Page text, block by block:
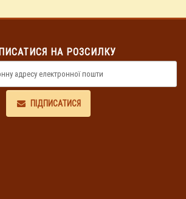
НА РОЗСИЛКУ
ПІДПИСАТИСЯ